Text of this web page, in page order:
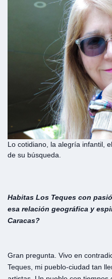
Lo cotidiano, la alegría infantil,
de su búsqueda.
Habitas Los Teques con
esa relación geográfica y
Caracas?
Gran pregunta. Vivo en
Teques, mi pueblo-ciudad tan